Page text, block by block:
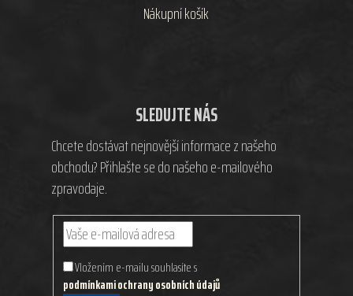
Nákupní košík
SLEDUJTE NÁS
Chcete dostávat nejnovější informace z našeho
obchodu? Přihlašte se do našeho e-mailového
zpravodaje.
Vložením e-mailu souhlasíte s
podmínkami ochrany osobních údajů